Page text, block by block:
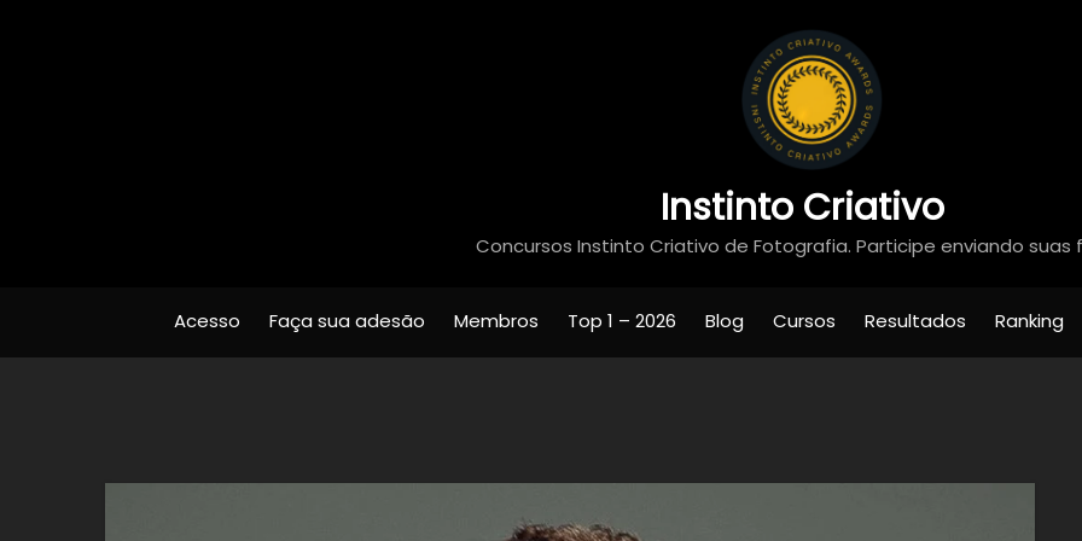
Instinto Criativo
Concursos Instinto Criativo de Fotografia. Participe enviando suas
Acesso Faça sua adesão Membros Top 1 – 2026 Blog Cursos Resultados Ranking